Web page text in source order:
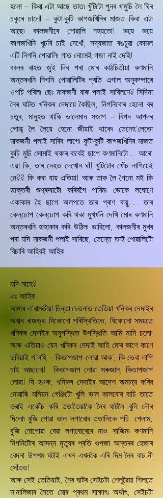
হলো – কিবা এটা আছে তাত৷ খুঁটিটো পুনৰ খামুচি লৈ থিৰ
চকুৰে চালোঁ – কুটা-কুটি কাগজখিনিৰ মাজত কিবা এটা
আছে৷ কালজনীৰে পোৱালি নহয়তো! ভয়ে ভয়ে
কাগজখিনি খুচৰি চাই দেখোঁ, সদ্যজাত ৰঙচুৱা কোমল
এটি নিগনি পোৱালি৷ গাত নোমেই গজা নাই দেহি!
বৰলৰ বাহত জুই দিব পৰা মোৰ কাঠচিতীয়া কণমানি
অন্তৰখনি নিগনি পোৱালিটিৰ প্ৰতি এগাল অনুকম্পাৰে
ওপচি পৰিল৷ ছেঃ মাকজনী বাৰু পলাই সাৰিলনে? সিদিনা
নৈৰ ঘাটত খনিকৰ দেদায়ে কৈছিল, নিগনিবোৰ হেনো বৰ
চতুৰ, মানুহত থাকি ভালেমান সজাগ – বিপদ আপদৰ
গোন্ধ্‌ লৈ লৈয়ে হেনো জীয়াই থাকে৷ তেনেহ’লেতো
মাকজনী পলাই সাৰিব লাগে৷ কুটা-কুটি কাগজখিনিৰ মাজত
কুচি মুচি সোমাই থকাৰ বাবেই ছাগে কণমানিটো... আৰে’
এয়া কি, তাৰ দেহত দেখোন ঘাঁ! খুটিটোৰ খোঁচ লাগিয়েই
নে?? কি কৰা যায় এতিয়া! আৰু তাক লৈ গৈনো মই কি
ডাক্তৰী শুশ্ৰুষাটো কৰিবগৈ পাৰিম৷ ভোকে লঘোণে
একাকাৰ হৈ ছাগে অলপতে তাৰ প্ৰাণ বায়ু.... তাৰ
কেল্‌ঢোপ কেল্‌ঢোপ কৰি থকা মুখখনি দেখি মোৰ কণমানি
অন্তৰখনি হাহাকাৰ কৰি উঠিল৷ ভাবিলো, কালজনীৰ মুখৰ
পৰা যদি মাকজনী পলাই সাৰিছে, তেন্তে তাই পোৱালিটো
বিচাৰি আহিবই আহিব৷
যদি নাহে?
এঃ আহিব৷
আমাৰ ল’ৰামতীয়া চিন্তা-চেতনাত তেতিয়া খনিকৰ দেদাইৰ
অবাধ ৰাজত্ব৷ যিকোনো পৰিস্থিতিতে, যিকোনো সময়তে
খনিকৰ দেদাইৰ অনুপস্থিত উপস্থিতি আমি মানি চলো৷
আৰু এতিয়াও যেন খনিকৰ দেদাই আহি মোৰ কাণে কাণে
ডবিয়াই গ’লহি – কিতাপজাপ লোৱা আক’, কি ভেবা লাগি
চাই আছানো! কিতাপজাপ লোৱা সৰুজান, কিতাপজাপ
লোৱা! যি হওক, খনিকৰ দেদাইৰ আদেশ অমান্য কৰিব
নোৱাৰি৷ মলিয়ন গেঞ্জিটো খুলি ভাল ভালবোৰ বাচি তাতে
ভৰাই একোঁচ কৰি ততাতৈয়াকৈ নৈৰ ঘাটলৈ বুলি দৌৰ
দিলো৷ বুজি পোৱা ভাল লগাবোৰ ততালিকে পঢি. পেলাম,
বুজি নোপোৱা বেয়া লগাবোৰেৰে নাও সাজিম৷ কণমানি
নিগনিটোৰ আসন্ন মৃতু্যৰ প্ৰতি ওপজা অন্তৰৰ হেজাৰ
বেদনা উপশম ঘটাই এখন এখনকৈ এৰি দিম নৈৰ বাঢ.নী
সোঁতত!
আৰু সেই তেতিয়াই, নৈৰ ঘাটৰ সেইচটা শেলুৱৈয়া শিলতে
ম’নালিজাৰ সৈতে মোৰ প্ৰথম সাক্ষাৎ৷ অৰ্থাৎ, সেইচটা